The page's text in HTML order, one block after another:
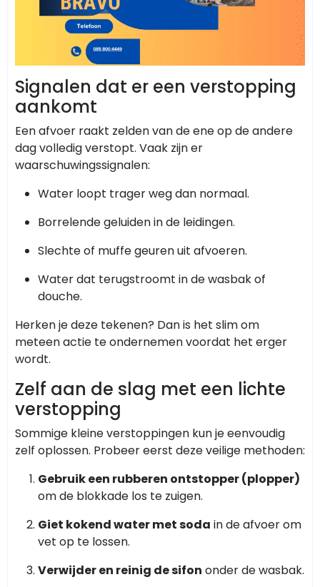
Signalen dat er een verstopping
aankomt
Een afvoer raakt zelden van de ene op de andere
dag volledig verstopt. Vaak zijn er
waarschuwingssignalen:
Water loopt trager weg dan normaal.
Borrelende geluiden in de leidingen.
Slechte of muffe geuren uit afvoeren.
Water dat terugstroomt in de wasbak of
douche.
Herken je deze tekenen? Dan is het slim om
meteen actie te ondernemen voordat het erger
wordt.
Zelf aan de slag met een lichte
verstopping
Sommige kleine verstoppingen kun je eenvoudig
zelf oplossen. Probeer eerst deze veilige methoden:
Gebruik een rubberen ontstopper (plopper)
om de blokkade los te zuigen.
Giet kokend water met soda in de afvoer om
vet op te lossen.
Verwijder en reinig de sifon onder de wasbak.